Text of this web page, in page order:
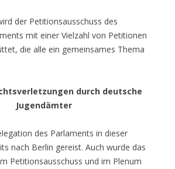
der Petitionsausschuss des
mit einer Vielzahl von Petitionen
die alle ein gemeinsames Thema
durch deutsche
Jugendämter
des Parlaments in dieser
nach Berlin gereist. Auch wurde das
Petitionsausschuss und im Plenum